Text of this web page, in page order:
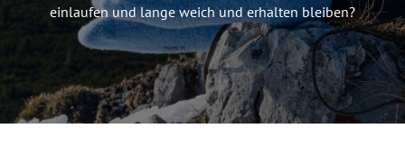
einlaufen und lange weich und erhalten bleiben?